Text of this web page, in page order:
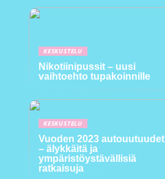
KESKUSTELU
Nikotiinipussit – uusi
vaihtoehto tupakoinnille
KESKUSTELU
Vuoden 2023 autouutuudet
– älykkäitä ja
ympäristöystävällisiä
ratkaisuja